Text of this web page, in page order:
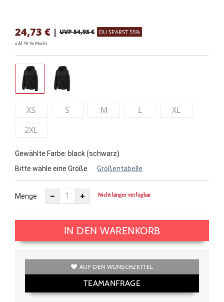
24,73 € | UVP 54,95 € DU SPARST 55%
inkl. 19 % MwSt.
XS S M L
XL
2XL
Gewählte Farbe: black (schwarz)
Bitte wähle eine Größe
Größentabelle
Menge Nicht länger verfügbar
IN DEN WARENKORB
AUF DEN WUNSCHZETTEL
TEAMANFRAGE